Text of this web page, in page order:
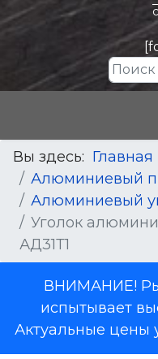
Вы здесь: Главная
Алюминиевый
Алюминиевый
Уголок
АД31Т1
ВНИМАНИЕ!
испытывает
Актуальные цены